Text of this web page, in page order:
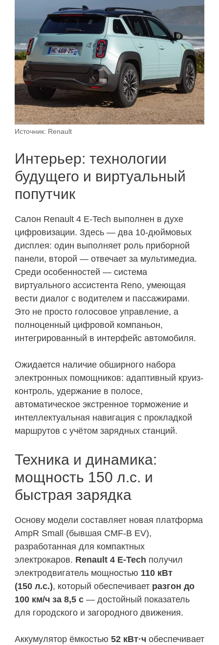
Источник: Renault
Интерьер: технологии
будущего и виртуальный
попутчик
Салон Renault 4 E-Tech выполнен в духе
цифровизации. Здесь — два 10-дюймовых
дисплея: один выполняет роль приборной
панели, второй — отвечает за мультимедиа.
Среди особенностей — система
виртуального ассистента Reno, умеющая
вести диалог с водителем и пассажирами.
Это не просто голосовое управление, а
полноценный цифровой компаньон,
интегрированный в интерфейс автомобиля.
Ожидается наличие обширного набора
электронных помощников: адаптивный круиз-
контроль, удержание в полосе,
автоматическое экстренное торможение и
интеллектуальная навигация с прокладкой
маршрутов с учётом зарядных станций.
Техника и динамика:
мощность 150 л.с. и
быстрая зарядка
Основу модели составляет новая платформа
AmpR Small (бывшая CMF-B EV),
разработанная для компактных
электрокаров. Renault 4 E-Tech получил
электродвигатель мощностью 110 кВт
(150 л.с.), который обеспечивает разгон до
100 км/ч за 8,5 с — достойный показатель
для городского и загородного движения.
Аккумулятор ёмкостью 52 кВт·ч обеспечивает